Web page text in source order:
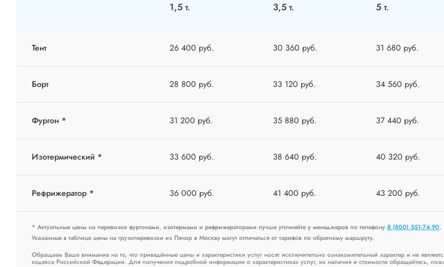
1,5 т. 3,5 т. 5 т.
Тент 26 400 руб. 30 360 руб. 31 680 руб.
Борт 28 800 руб. 33 120 руб. 34 560 руб.
Фургон * 31 200 руб. 35 880 руб. 37 440 руб.
Изотермический * 33 600 руб. 38 640 руб. 40 320 руб.
Рефрижератор * 36 000 руб. 41 400 руб. 43 200 руб.
* Актуальные цены на перевозки фургонами, изотермами и рефрижераторами лучше уточняйте у менеджеров по телефону 8 (800) 551-74-90.
Указанные в таблице цены на грузоперевозки из Печор в Москву могут отличаться от тарифов по обратному маршруту.
Обращаем Ваше внимание на то, что приведённые цены и характеристики услуг носят исключительно ознакомительный характер и не
кодекса Российской Федерации. Для получения подробной информации о характеристиках услуг, их наличия и стоимости обращайтесь,